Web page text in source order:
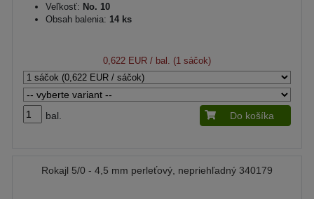
Veľkosť: No. 10
Obsah balenia: 14 ks
0,622 EUR / bal. (1 sáčok)
bal. Do košíka
Rokajl 5/0 - 4,5 mm perleťový, nepriehľadný 340179